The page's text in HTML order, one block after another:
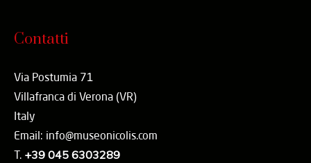
Contatti
Via Postumia 71
Villafranca di Verona (VR)
Italy
Email: info@museonicolis.com
T. +39 045 6303289